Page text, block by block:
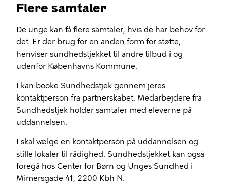
Flere samtaler
De unge kan få flere samtaler, hvis de har behov for
det. Er der brug for en anden form for støtte,
henviser sundhedstjekket til andre tilbud i og
udenfor Københavns Kommune.
I kan booke Sundhedstjek gennem jeres
kontaktperson fra partnerskabet. Medarbejdere fra
Sundhedstjek holder samtaler med eleverne på
uddannelsen.
I skal vælge en kontaktperson på uddannelsen og
stille lokaler til rådighed. Sundhedstjekket kan også
foregå hos Center for Børn og Unges Sundhed i
Mimersgade 41, 2200 Kbh N.